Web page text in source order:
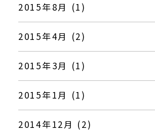
2015年8月 (1)
2015年4月 (2)
2015年3月 (1)
2015年1月 (1)
2014年12月 (2)